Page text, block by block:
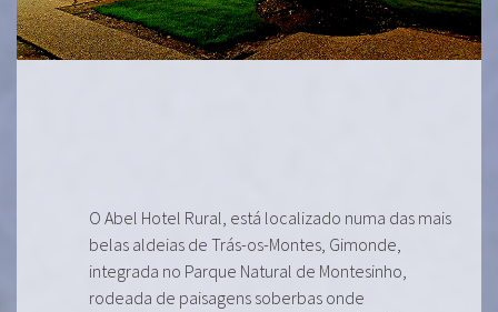
O Abel Hotel Rural, está localizado numa das mais
belas aldeias de Trás-os-Montes, Gimonde,
integrada no Parque Natural de Montesinho,
rodeada de paisagens soberbas onde